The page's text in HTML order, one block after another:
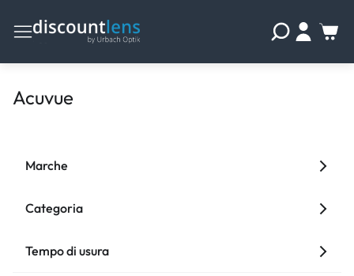
Acuvue
Marche
Categoria
Tempo di usura